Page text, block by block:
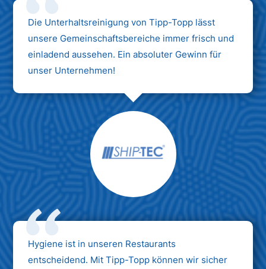
Die Unterhaltsreinigung von Tipp-Topp lässt
unsere Gemeinschaftsbereiche immer frisch und
einladend aussehen. Ein absoluter Gewinn für
unser Unternehmen!
Hygiene ist in unseren Restaurants
entscheidend. Mit Tipp-Topp können wir sicher